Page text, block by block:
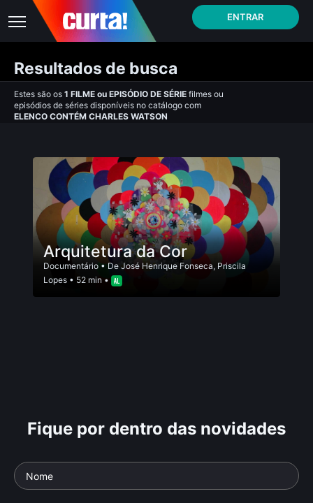
ENTRAR
Resultados de busca
Estes são os 1 FILME ou EPISÓDIO DE SÉRIE filmes ou
episódios de séries disponíveis no catálogo com
ELENCO CONTÉM CHARLES WATSON
Arquitetura da Cor
Documentário • De José Henrique Fonseca, Priscila
Lopes • 52 min •
Fique por dentro das novidades